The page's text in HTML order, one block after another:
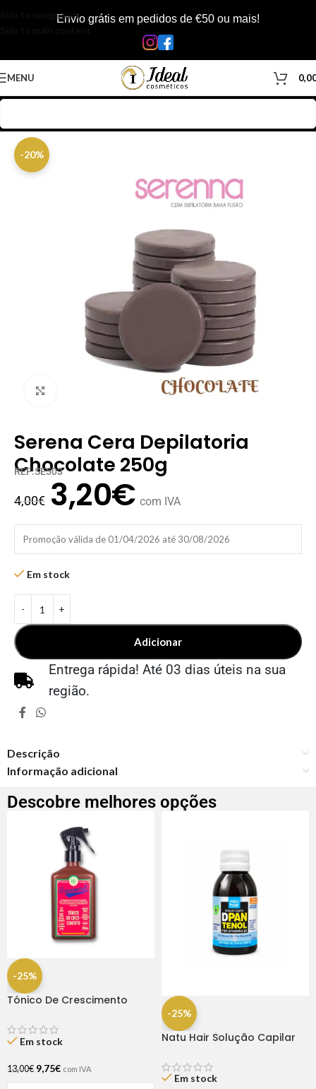
Skip to navigationEnvio grátis em pedidos de €50 ou mais!
MENU
-20%
Serena Cera Depilatoria
Chocolate 250g
REF:SE503
4,00€ 3,20€ com IVA
Promoção válida de 01/04/2026 até 30/08/2026
Em stock
Adicionar
Entrega rápida! Até 03 dias úteis na sua
região.
Descrição
Informação adicional
Descobre melhores opções
-25%
Tónico De Crescimento
Em stock
13,00€ 9,75€ com IVA
-25%
Natu Hair Solução Capilar
Em stock